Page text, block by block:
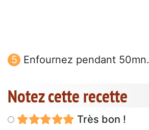
Enfournez pendant 50mn.
Notez cette recette
Très bon !